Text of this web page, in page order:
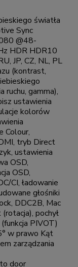
światła
Sync
@48-
HDR HDR10
JP, CZ, NL, PL
(kontrast,
ruchu, gamma),
ustawienia
kolorów
Colour,
tryb Direct
ustawienia
OSD,
OSD,
CI, ładowanie
głośniki
DDC2B, Mac
pochył
PIVOT)
w prawo Kąt
zarządzania
door